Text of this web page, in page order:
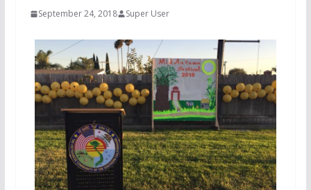
September 24, 2018 Super User